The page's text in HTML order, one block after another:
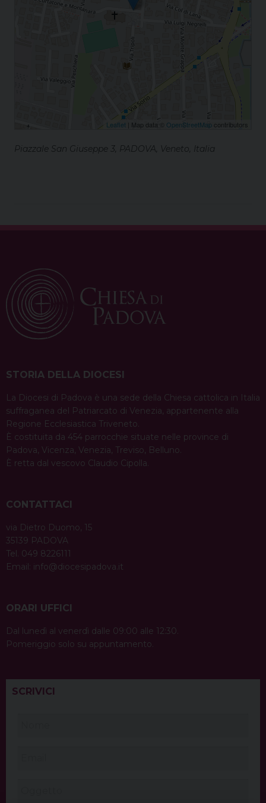
Leaflet | Map data © OpenStreetMap contributors
Piazzale San Giuseppe 3, PADOVA, Veneto, Italia
STORIA DELLA DIOCESI
La Diocesi di Padova è una sede della Chiesa cattolica in Italia
suffraganea del Patriarcato di Venezia, appartenente alla
Regione Ecclesiastica Triveneto.
È costituita da 454 parrocchie situate nelle province di
Padova, Vicenza, Venezia, Treviso, Belluno.
È retta dal vescovo Claudio Cipolla.
CONTATTACI
via Dietro Duomo, 15
35139 PADOVA
Tel. 049 8226111
Email: info@diocesipadova.it
ORARI UFFICI
Dal lunedì al venerdì dalle 09:00 alle 12:30.
Pomeriggio solo su appuntamento.
SCRIVICI